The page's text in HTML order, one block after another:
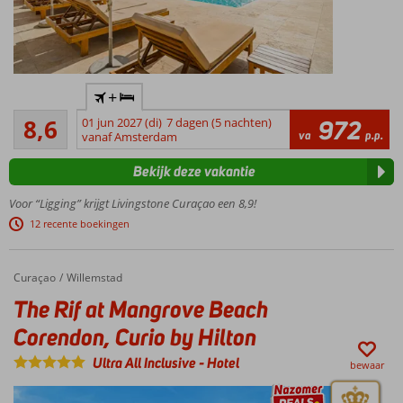
Tijdelijke
25%
korting
op
bij
Logies &
Ontbijt*
Toplocatie,
toegang
Jan Thiel-
strand
Caraïbische
vibe bij het
8,6Aanrader
828
beoordelingen
+
01 jun 2027 (di) 7 dagen (5 nachten)
vanaf Amsterdam
va 972 p.p.
Voor “Ligging” krijgt Livingstone Curaçao een 8,9!
12 recente boekingen
Bekijk deze vakantie
Home
Curaçao Willemstad
The Rif at Mangrove Beach Corendon, Curio by Hilton
The Rif at Mangrove Beach
Corendon, Curio by Hilton
Ultra All Inclusive-Hotel bewaar